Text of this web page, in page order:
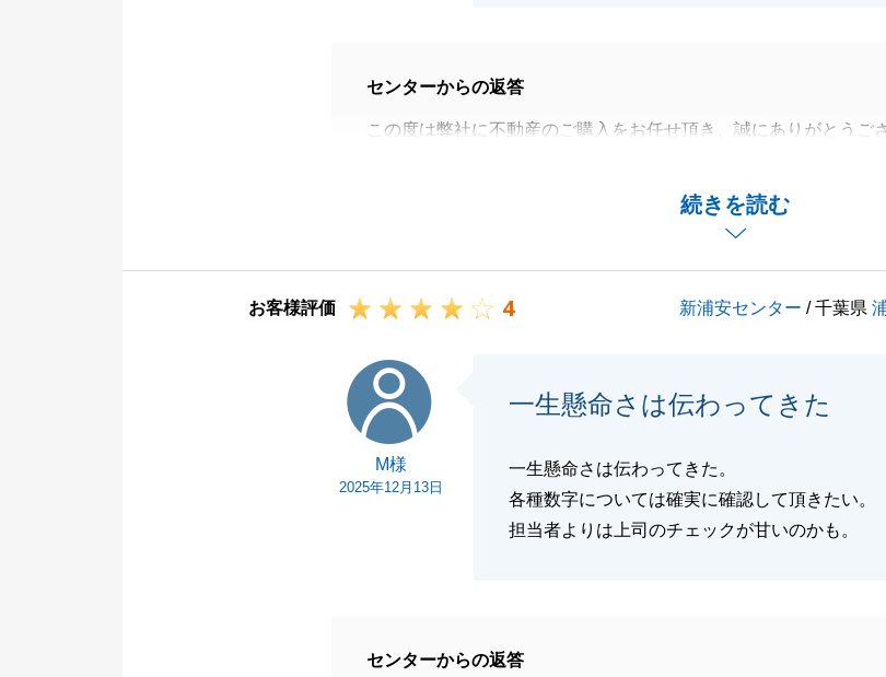
続きを読む
センターからの返答
この度は弊社に不動産のご購入をお任せ頂き、誠にありがとうご
T様にはこちらからの御提案に柔軟にご対応頂けましたおかげで、
ーズにお取引を完了することが出来ました。
相談事等ございましたら、いつでもお気軽にご相談・お子様もご
今後とも、何卒よろしくお願いいたします。
閉じる
お客様評価 4 新浦安センター / 千葉県
M様
2025年12月13日
一生懸命さは伝わってきた
一生懸命さは伝わってきた。
各種数字については確実に確認して頂きたい。
担当者よりは上司のチェックが甘いのかも。
センターからの返答